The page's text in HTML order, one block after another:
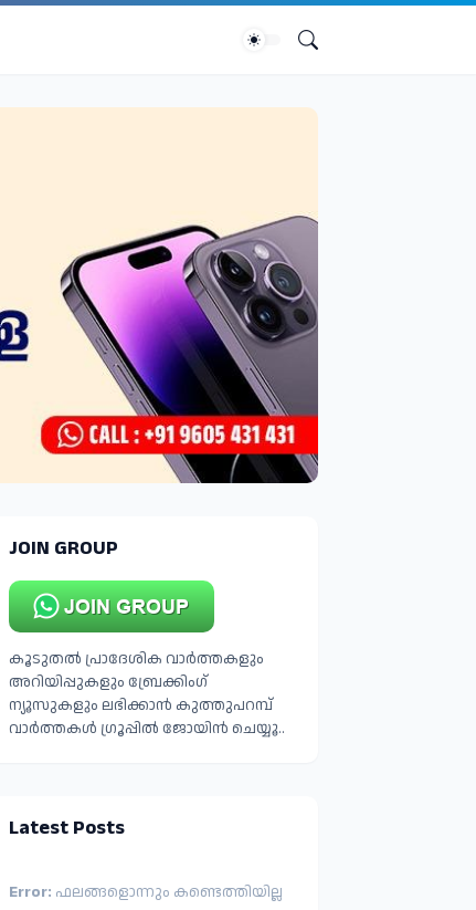
JOIN GROUP
കൂടുതൽ പ്രാദേശിക വാർത്തകളും
അറിയിപ്പുകളും ബ്രേക്കിംഗ്
ന്യൂസുകളും ലഭിക്കാൻ കുത്തുപറമ്പ്
വാർത്തകൾ ഗ്രൂപ്പിൽ ജോയിൻ ചെയ്യൂ..
Latest Posts
Error: ഫലങ്ങളൊന്നും കണ്ടെത്തിയില്ല